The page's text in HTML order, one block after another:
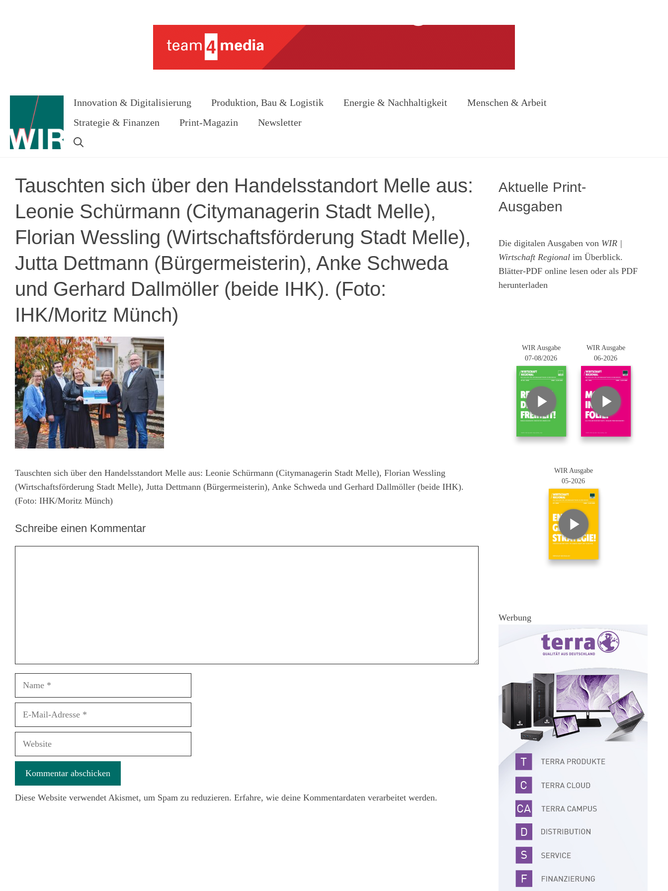
Innovation & Digitalisierung Produktion, Bau & Logistik Energie & Nachhaltigkeit
Menschen & Arbeit
Strategie & Finanzen
Print-Magazin Newsletter
Tauschten sich über den Handelsstandort Melle aus:
Leonie Schürmann (Citymanagerin Stadt Melle),
Florian Wessling (Wirtschaftsförderung Stadt Melle),
Jutta Dettmann (Bürgermeisterin), Anke Schweda
und Gerhard Dallmöller (beide IHK). (Foto:
IHK/Moritz Münch)
Tauschten sich über den Handelsstandort Melle aus: Leonie Schürmann (Citymanagerin Stadt Melle), Florian Wessling
(Wirtschaftsförderung Stadt Melle), Jutta Dettmann (Bürgermeisterin), Anke Schweda und Gerhard Dallmöller (beide IHK).
(Foto: IHK/Moritz Münch)
Schreibe einen Kommentar
Name
Website
Diese Website verwendet Akismet, um Spam zu reduzieren. Erfahre, wie deine Kommentardaten verarbeitet werden.
Aktuelle Print-
Ausgaben
Die digitalen Ausgaben von WIR |
Wirtschaft Regional im Überblick.
Blätter-PDF online lesen oder als PDF
herunterladen
WIR Ausgabe
07-08/2026
WIR Ausgabe
06-2026
WIR Ausgabe
05-2026
Werbung